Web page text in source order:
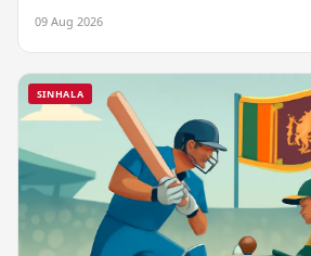
09 Aug 2026
SINHALA